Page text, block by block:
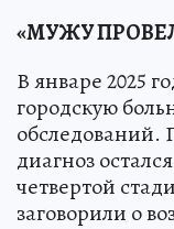
«МУЖУ
В январе 2025
городскую
обследований.
диагноз
четвертой
заговорили о